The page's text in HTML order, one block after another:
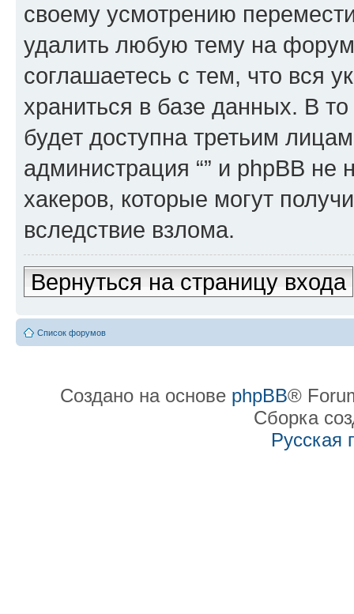
своему усмотрению
удалить любую тему на
соглашаетесь с тем, что вся
храниться в базе данных. В
будет доступна третьим
администрация “” и phpBB не
хакеров, которые могут
вследствие взлома.
Вернуться на страницу входа
Список форумов
Создано на основе phpBB®
Сборка
Русская